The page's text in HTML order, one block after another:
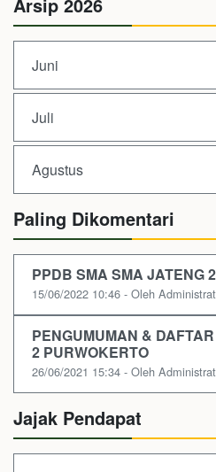
Juni
Juli
Agustus
Paling Dikomentari
PPDB SMA SMA JATENG
15/06/2022 10:46 - Oleh
PENGUMUMAN &
2 PURWOKERTO
26/06/2021 15:34 - Oleh
Jajak Pendapat